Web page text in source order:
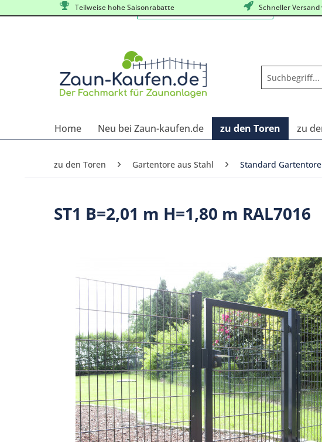
Teilweise hohe Saisonrabatte Schneller Versand
Home Neu bei Zaun-kaufen.de zu den Toren zu
zu den Toren Gartentore aus Stahl Standard Gartentore
ST1 B=2,01 m H=1,80 m RAL7016